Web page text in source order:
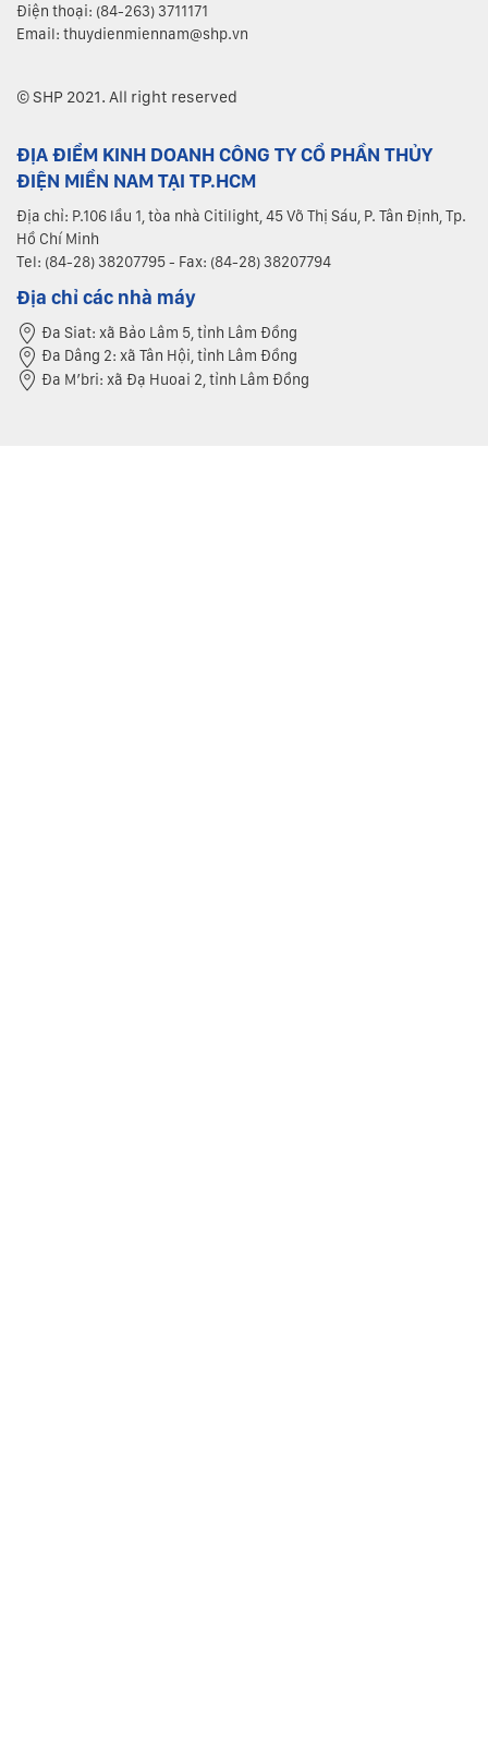
Điện thoại: (84-263) 3711171
Email: thuydienmiennam@shp.vn
© SHP 2021. All right reserved
ĐỊA ĐIỂM KINH DOANH CÔNG TY CỔ PHẦN THỦY
ĐIỆN MIỀN NAM TẠI TP.HCM
Địa chỉ: P.106 lầu 1, tòa nhà Citilight, 45 Võ Thị Sáu, P. Tân Định, Tp.
Hồ Chí Minh
Tel: (84-28) 38207795 - Fax: (84-28) 38207794
Địa chỉ các nhà máy
Đa Siat: xã Bảo Lâm 5, tỉnh Lâm Đồng
Đa Dâng 2: xã Tân Hội, tỉnh Lâm Đồng
Đa M’bri: xã Đạ Huoai 2, tỉnh Lâm Đồng